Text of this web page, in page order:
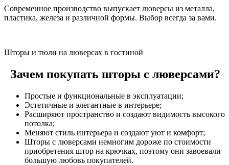
Современное производство выпускает люверсы из металла,
пластика, железа и различной формы. Выбор всегда за вами.
Шторы и тюли на люверсах в гостиной
Зачем покупать шторы с люверсами?
Простые и функциональные в эксплуатации;
Эстетичные и элегантные в интерьере;
Расширяют пространство и создают видимость высокого
потолка;
Меняют стиль интерьера и создают уют и комфорт;
Шторы с люверсами немногим дороже по стоимости
приобретения штор на крючках, поэтому они завоевали
большую любовь покупателей.